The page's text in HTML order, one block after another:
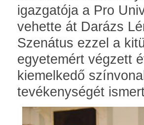
igazgatója a Pro
vehette át Darázs
Szenátus ezzel a
egyetemért végzett
kiemelkedő
tevékenységét